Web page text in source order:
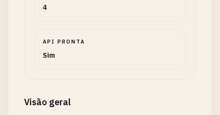
4
API PRONTA
Sim
Visão geral